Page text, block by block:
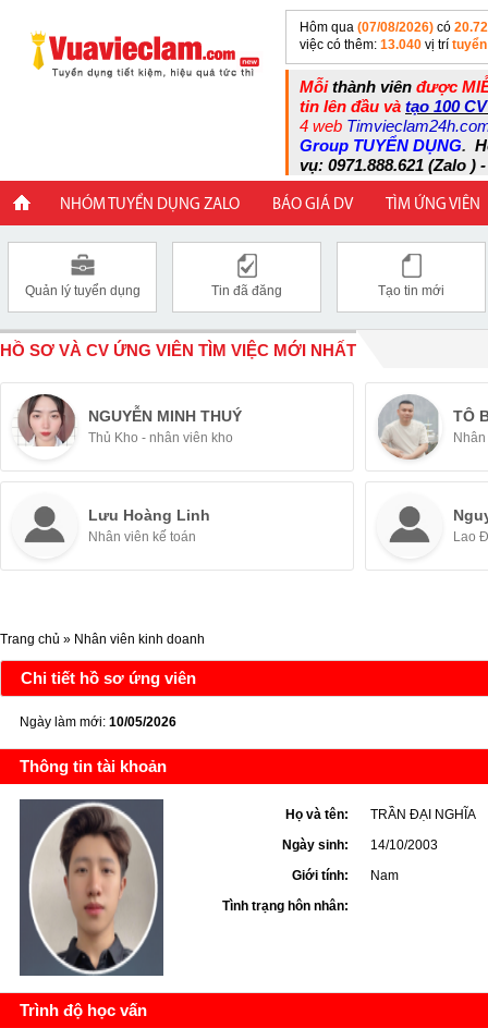
Hôm qua (07/08/2026) có
việc có thêm: 13.040 vị trí
Mỗithành viên được
tin lên đầu và tạo 100
4 web
Group TUYỂN DỤNG.
vụ: 0971.888.621 (Zalo )
NHÓM TUYỂN DỤNG ZALO BÁO GIÁ DV TÌM ỨNG VIÊN
Quản lý tuyển dụng Tin đã đăng Tạo tin mới
HỒ SƠ VÀ CV ỨNG VIÊN TÌM VIỆC MỚI NHẤT
NGUYỄN MINH THUÝ
Thủ Kho - nhân viên kho
TÔ
Lưu Hoàng Linh
Nhân viên kế toán Lao
Trang chủ » Nhân viên kinh doanh
Chi tiết hồ sơ ứng viên
Ngày làm mới: 10/05/2026
Thông tin tài khoản
Họ và tên:
TRẦN ĐẠI NGHĨA
Ngày sinh:
14/10/2003
Giới tính:
Nam
Tình trạng hôn nhân:
Trình độ học vấn